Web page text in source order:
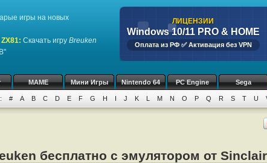
игры на новых
: Скачать игру Breuken
ЛИЦЕНЗИИ
Windows 10/11 PRO & HOME
Оплата из РФ ✅ Активация без VPN
MAME Мини Игры Nintendo 64 PC Engine Sega
# A B C D E F G H I J K L M N O P Q R S T U
бесплатно с эмулятором от